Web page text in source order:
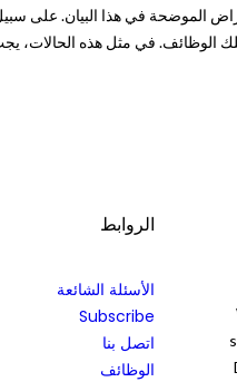
الموضحة في هذا البيان. على
الوظائف. في مثل هذه الحالات،
الروابط
الأسئلة الشائعة
Subscribe
اتصل بنا
الوظائف